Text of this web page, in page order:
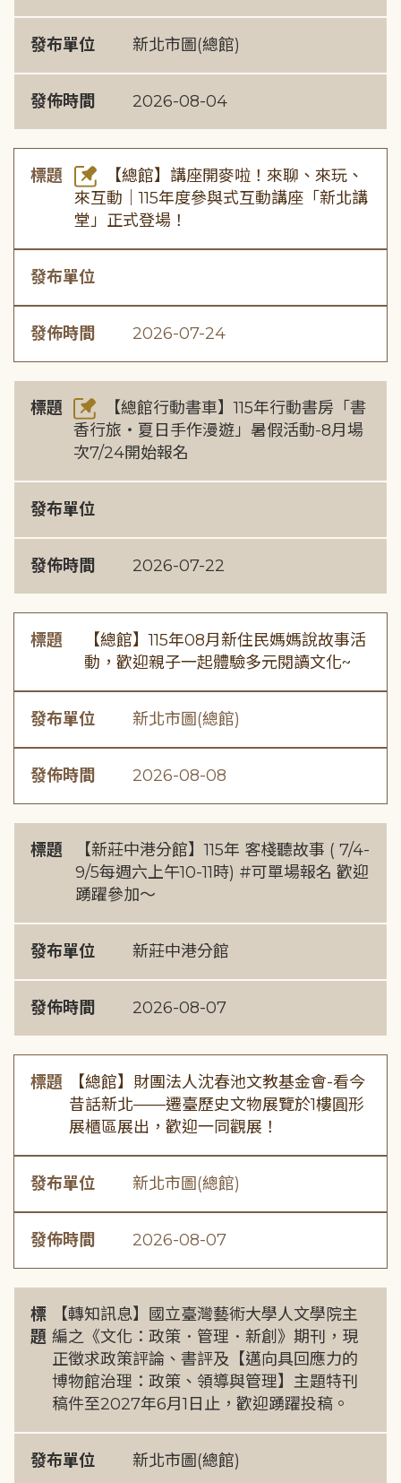
發布單位 新北市圖(總館)
發佈時間 2026-08-04
標題
【總館】講座開麥啦！來聊、來玩、
來互動｜115年度參與式互動講座「新北講
堂」正式登場！
發布單位
發佈時間 2026-07-24
標題
【總館行動書車】115年行動書房「書
香行旅・夏日手作漫遊」暑假活動-8月場
次7/24開始報名
發布單位
發佈時間 2026-07-22
標題
【總館】115年08月新住民媽媽說故事活
動，歡迎親子一起體驗多元閱讀文化~
發布單位 新北市圖(總館)
發佈時間 2026-08-08
標題
【新莊中港分館】115年 客棧聽故事 ( 7/4-
9/5每週六上午10-11時) #可單場報名 歡迎
踴躍參加～
發布單位 新莊中港分館
發佈時間 2026-08-07
標題
【總館】財團法人沈春池文教基金會-看今
昔話新北——遷臺歷史文物展覽於1樓圓形
展櫃區展出，歡迎一同觀展！
發布單位 新北市圖(總館)
發佈時間 2026-08-07
標
題
【轉知訊息】國立臺灣藝術大學人文學院主
編之《文化：政策．管理．新創》期刊，現
正徵求政策評論、書評及【邁向具回應力的
博物館治理：政策、領導與管理】主題特刊
稿件至2027年6月1日止，歡迎踴躍投稿。
發布單位 新北市圖(總館)